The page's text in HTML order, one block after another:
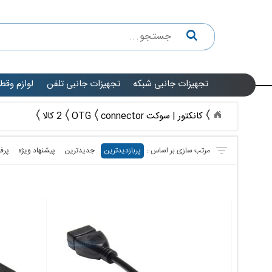
تجهیزات جانبی شبکه تجهیزات جانبی تلفن لوازم
کانکتور | سوکت connector OTG 2 کالا
پربازدیدترین جدیدترین پیشنهاد ویژه